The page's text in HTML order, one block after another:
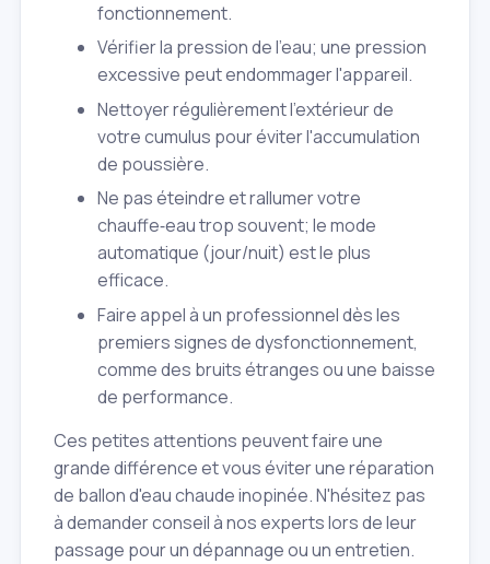
fonctionnement.
Vérifier la pression de l'eau; une pression
excessive peut endommager l'appareil.
Nettoyer régulièrement l'extérieur de
votre cumulus pour éviter l'accumulation
de poussière.
Ne pas éteindre et rallumer votre
chauffe‑eau trop souvent; le mode
automatique (jour/nuit) est le plus
efficace.
Faire appel à un professionnel dès les
premiers signes de dysfonctionnement,
comme des bruits étranges ou une baisse
de performance.
Ces petites attentions peuvent faire une
grande différence et vous éviter une réparation
de ballon d'eau chaude inopinée. N'hésitez pas
à demander conseil à nos experts lors de leur
passage pour un dépannage ou un entretien.